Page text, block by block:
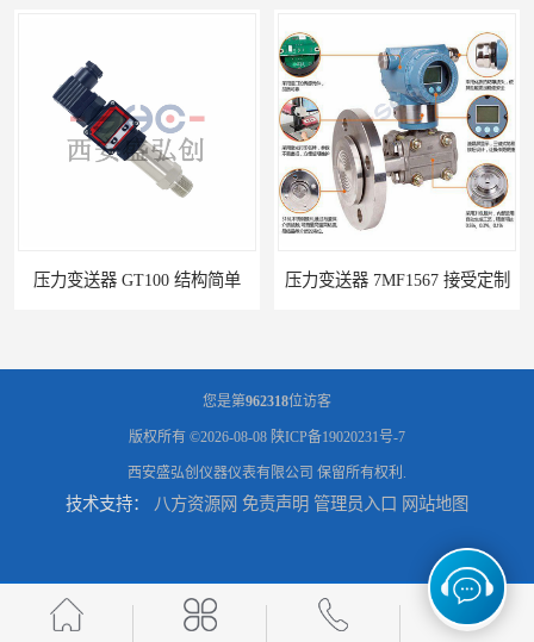
压力变送器 GT100 结构简单 压力变送器 7MF1567 接受定制
压力变送器 ZPM213 按需定制 压力变送器 ZF-S-X 性能稳定
您是第962318位访客
版权所有 ©2026-08-08 陕ICP备19020231号-7
西安盛弘创仪器仪表有限公司 保留所有权利.
技术支持： 八方资源网 免责声明 管理员入口 网站地图